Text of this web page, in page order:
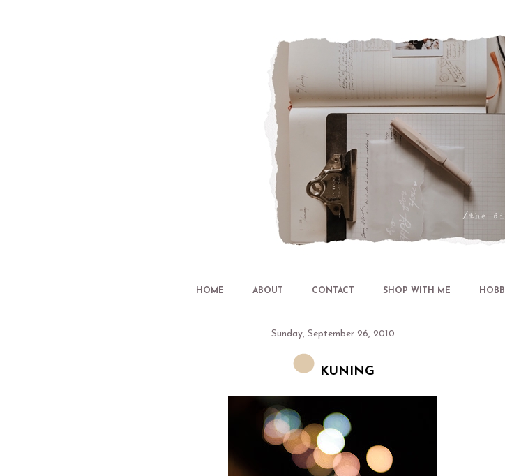
HOME ABOUT CONTACT SHOP WITH ME
Sunday, September 26, 2010
KUNING